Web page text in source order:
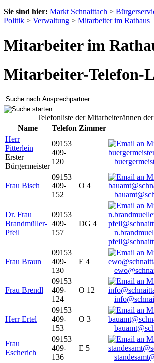
Sie sind hier: Markt Schnaittach >
Politik > Verwaltung > Mitarbeiter im Rathaus
Mitarbeiter im
Mitarbeiter-Telefon-
Telefonliste der Mitarbeiter/innen
Name
Telefon Zimmer
Herr
Pitterlein
Erster
Bürgermeister
09153
409-
120
Frau Bisch
09153
409-
152
O 4
Dr. Frau
Brandmüller-
Pfeil
09153
409-
157
DG 4
Frau Braun
09153
409-
130
E 4
Frau Brendl
09153
409-
124
O 12
Herr Ertel
09153
409-
153
O 3
Frau
Escherich
09153
409-
136
E 5